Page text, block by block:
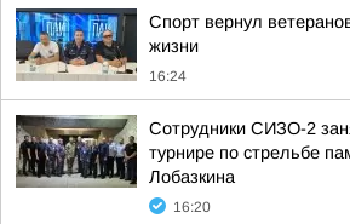
Спорт вернул
жизни
16:24
Сотрудники СИЗО-2
турнире по стрельбе
Лобазкина
16:20